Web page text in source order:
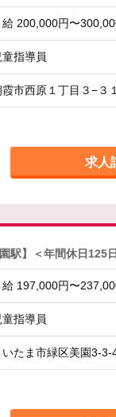
給 200,000円〜
童指導員
霞市西原１丁目３−３
求人
駅】＜年間休日
給 197,000円〜
童指導員
いたま市緑区美園3-3-